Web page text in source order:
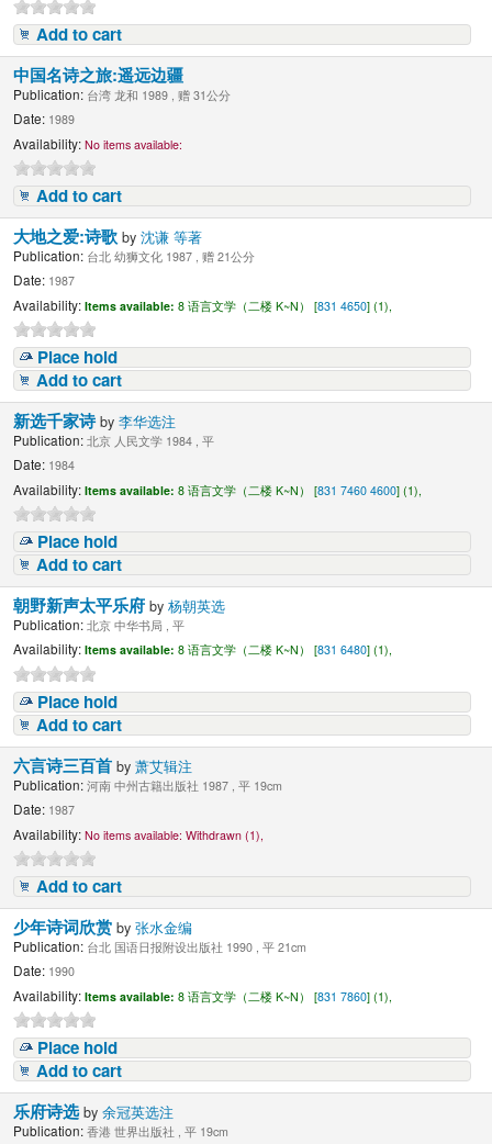
Add to cart
中国名诗之旅:遥远边疆
Publication: 台湾 龙和 1989 , 赠 31公分
Date: 1989
Availability: No items available:
Add to cart
大地之爱:诗歌by沈谦 等著
Publication: 台北 幼狮文化 1987 , 赠 21公分
Date: 1987
Availability: Items available: 8 语言文学（二楼 K~N） [831 4650] (1),
Place hold
Add to cart
新选千家诗by李华选注
Publication: 北京 人民文学 1984 , 平
Date: 1984
Availability: Items available: 8 语言文学（二楼 K~N） [831 7460 4600] (1),
Place hold
Add to cart
朝野新声太平乐府by杨朝英选
Publication: 北京 中华书局 , 平
Availability: Items available: 8 语言文学（二楼 K~N） [831 6480] (1),
Place hold
Add to cart
六言诗三百首by萧艾辑注
Publication: 河南 中州古籍出版社 1987 , 平 19cm
Date: 1987
Availability: No items available: Withdrawn (1),
Add to cart
少年诗词欣赏by张水金编
Publication: 台北 国语日报附设出版社 1990 , 平 21cm
Date: 1990
Availability: Items available: 8 语言文学（二楼 K~N） [831 7860] (1),
Place hold
Add to cart
乐府诗选by余冠英选注
Publication: 香港 世界出版社 , 平 19cm